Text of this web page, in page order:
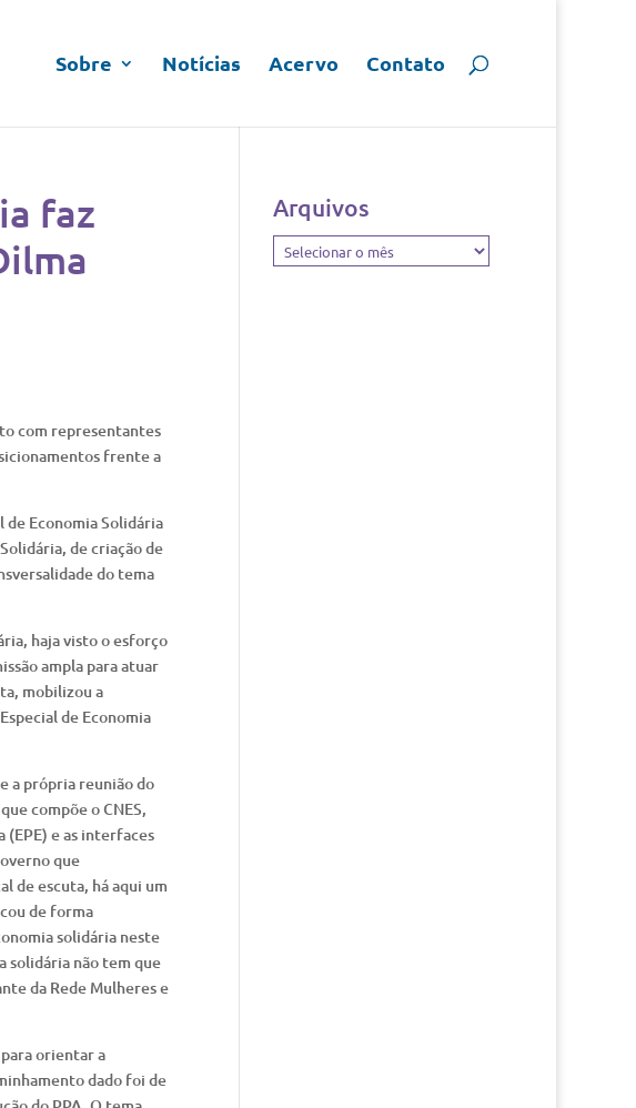
Sobre Notícias Acervo Contato
faz
com representantes
frente a
de Economia Solidária
de criação de
do tema
haja visto o esforço
ampla para atuar
mobilizou a
de Economia
a própria reunião do
compõe o CNES,
(EPE) e as interfaces
que
de escuta, há aqui um
de forma
solidária neste
solidária não tem que
da Rede Mulheres e
orientar a
dado foi de
Arquivos
Arquivos